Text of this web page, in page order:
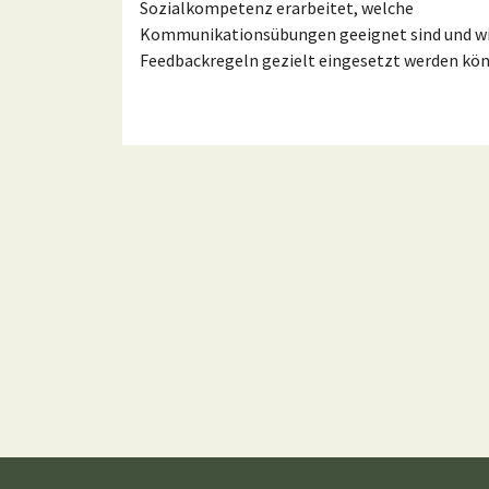
Sozialkompetenz erarbeitet, welche
Kommunikationsübungen geeignet sind und
Feedbackregeln gezielt eingesetzt werden